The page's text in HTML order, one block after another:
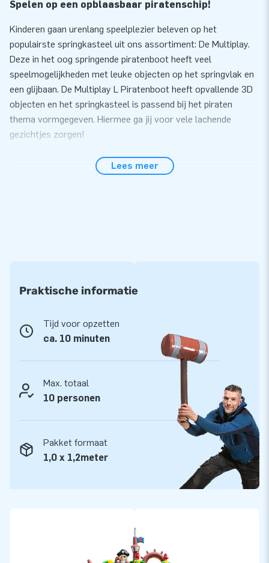
Spelen op een opblaasbaar piratenschip!
Kinderen gaan urenlang speelplezier beleven op het
populairste springkasteel uit ons assortiment: De Multiplay.
Deze in het oog springende piratenboot heeft veel
speelmogelijkheden met leuke objecten op het springvlak en
een glijbaan. De Multiplay L Piratenboot heeft opvallende 3D
objecten en het springkasteel is passend bij het piraten
thema vormgegeven. Hiermee ga jij voor vele lachende
gezichtjes zorgen!
beleving.
JB kussens zijn op meerdere punten verstevigd en
meervoudig gestikt en zijn gemaakt van sterk, hoge kwaliteit
PVC. Ze zijn daardoor duurzaam en eenvoudig schoon te
houden. Het Multiplay springkasteel wordt tevens door JB
geleverd met 5 jaar garantie. Hierdoor lever jij met dit
Koop de Multiplay L Piratenboot en bezorg jouw klanten een
onvergetelijke dag!
Meer dan 15.000 klanten kozen ook voor JB
ontwikkelaars en logistiek medewerkers leveren unieke
opblaasattracties op grootse wijze! Klanten zijn verzekerd
Lees meer
Praktische informatie
Tijd voor opzetten
ca. 10 minuten
Max. totaal
10 personen
Pakket formaat
1,0 x 1,2meter